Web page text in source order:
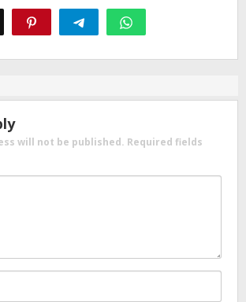
will not be published. Required fields